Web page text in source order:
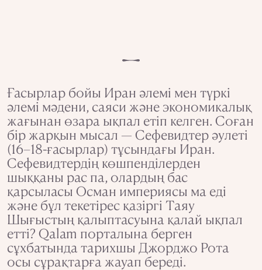
Ғасырлар бойы Иран әлемі мен түркі
әлемі мәдени, саяси және экономикалық
жағынан өзара ықпал етіп келген. Соған
бір жарқын мысал — Сефевидтер әулеті
(16–18-ғасырлар) тұсындағы Иран.
Сефевидтердің көшпенділерден
шыққаны рас па, олардың бас
қарсыласы Осман империясы ма еді
және бұл текетірес қазіргі Таяу
Шығыстың қалыптасуына қалай ықпал
етті? Qalam порталына берген
сұхбатында тарихшы Джорджо Рота
осы сұрақтарға жауап береді.